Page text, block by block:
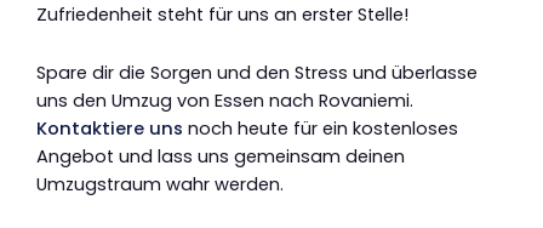
Zufriedenheit steht für uns an erster Stelle!
Spare dir die Sorgen und den Stress und überlasse
uns den Umzug von Essen nach Rovaniemi.
Kontaktiere uns noch heute für ein kostenloses
Angebot und lass uns gemeinsam deinen
Umzugstraum wahr werden.